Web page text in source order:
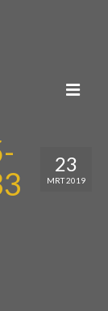
23
MRT 2019